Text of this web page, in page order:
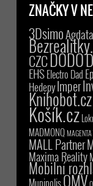
ZNAČKY V
3DsimoAgdata
CZCDODO
EHSElectro Dad
HedepyImper
Knihobot.cz
Košík.cz
MADMONQ
MALL Partner
Maxima Reality
Mobilní
OMV